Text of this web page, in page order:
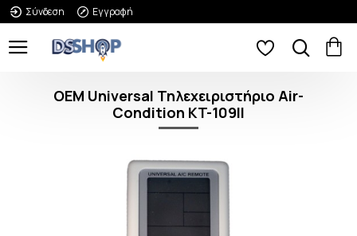
Σύνδεση Εγγραφή
OEM Universal Τηλεχειριστήριο Air-
Condition KT-109II